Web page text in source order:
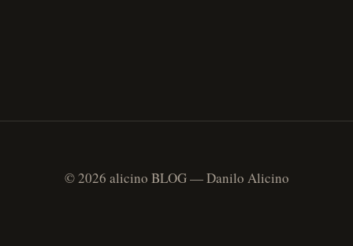
© 2026 alicino BLOG — Danilo Alicino